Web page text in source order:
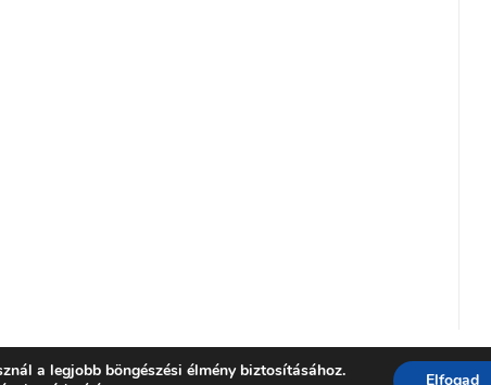
a legjobb böngészési élmény biztosításához.
Elfogad